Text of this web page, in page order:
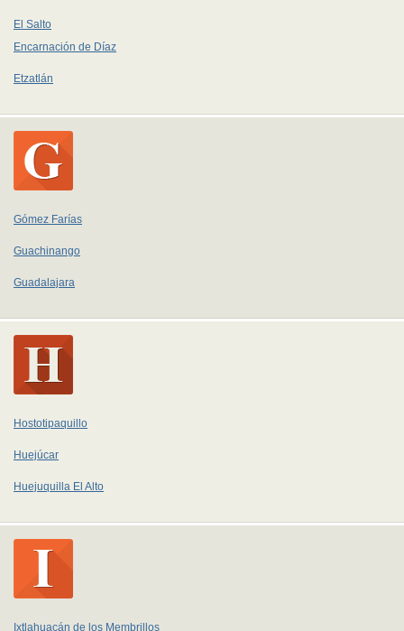
El Salto
Encarnación de Díaz
Etzatlán
Gómez Farías
Guachinango
Guadalajara
Hostotipaquillo
Huejúcar
Huejuquilla El Alto
Ixtlahuacán de los Membrillos